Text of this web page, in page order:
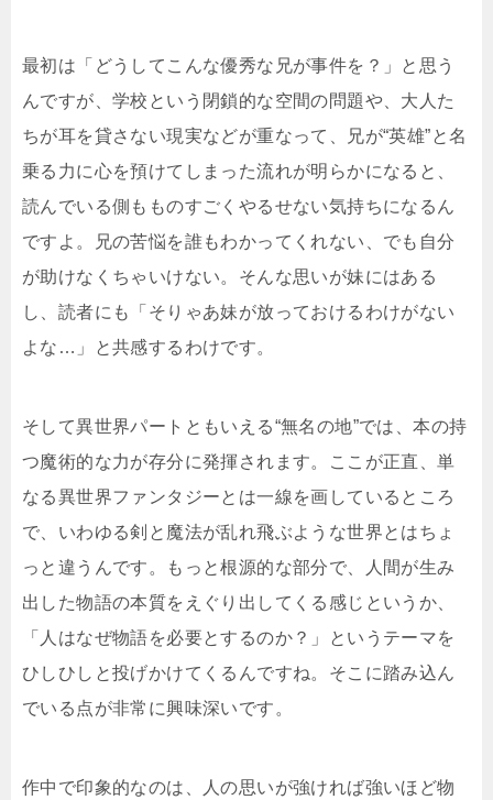
最初は「どうしてこんな優秀な兄が事件を？」と思う
んですが、学校という閉鎖的な空間の問題や、大人た
ちが耳を貸さない現実などが重なって、兄が“英雄”と名
乗る力に心を預けてしまった流れが明らかになると、
読んでいる側もものすごくやるせない気持ちになるん
ですよ。兄の苦悩を誰もわかってくれない、でも自分
が助けなくちゃいけない。そんな思いが妹にはある
し、読者にも「そりゃあ妹が放っておけるわけがない
よな…」と共感するわけです。
そして異世界パートともいえる“無名の地”では、本の持
つ魔術的な力が存分に発揮されます。ここが正直、単
なる異世界ファンタジーとは一線を画しているところ
で、いわゆる剣と魔法が乱れ飛ぶような世界とはちょ
っと違うんです。もっと根源的な部分で、人間が生み
出した物語の本質をえぐり出してくる感じというか、
「人はなぜ物語を必要とするのか？」というテーマを
ひしひしと投げかけてくるんですね。そこに踏み込ん
でいる点が非常に興味深いです。
作中で印象的なのは、人の思いが強ければ強いほど物